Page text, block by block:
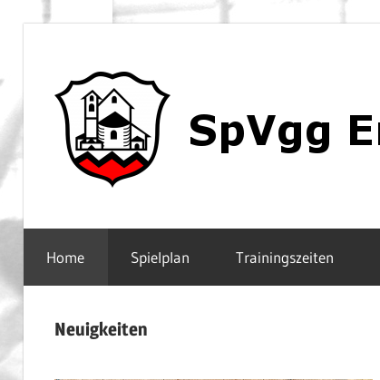
springen
Home Spielplan Trainingszeiten
Neuigkeiten